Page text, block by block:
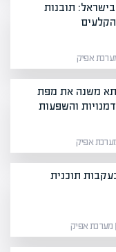
תובנות
משנה את מפת
והשפעות
תוכנית